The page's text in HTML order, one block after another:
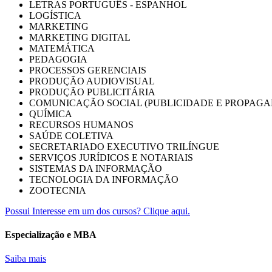
LETRAS PORTUGUÊS - ESPANHOL
LOGÍSTICA
MARKETING
MARKETING DIGITAL
MATEMÁTICA
PEDAGOGIA
PROCESSOS GERENCIAIS
PRODUÇÃO AUDIOVISUAL
PRODUÇÃO PUBLICITÁRIA
COMUNICAÇÃO SOCIAL (PUBLICIDADE E
QUÍMICA
RECURSOS HUMANOS
SAÚDE COLETIVA
SECRETARIADO EXECUTIVO TRILÍNGUE
SERVIÇOS JURÍDICOS E NOTARIAIS
SISTEMAS DA INFORMAÇÃO
TECNOLOGIA DA INFORMAÇÃO
ZOOTECNIA
Possui Interesse em um dos cursos? Clique aqui.
Especialização e MBA
Saiba mais